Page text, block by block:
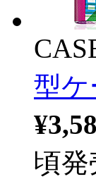
型
頃発